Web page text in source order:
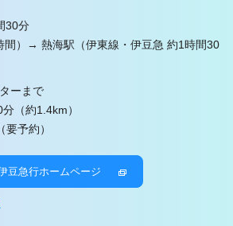
30分
間）→ 熱海駅（伊東線・伊豆急 約1時間30
ーまで
（約1.4km）
予約）
豆急行ホームページ